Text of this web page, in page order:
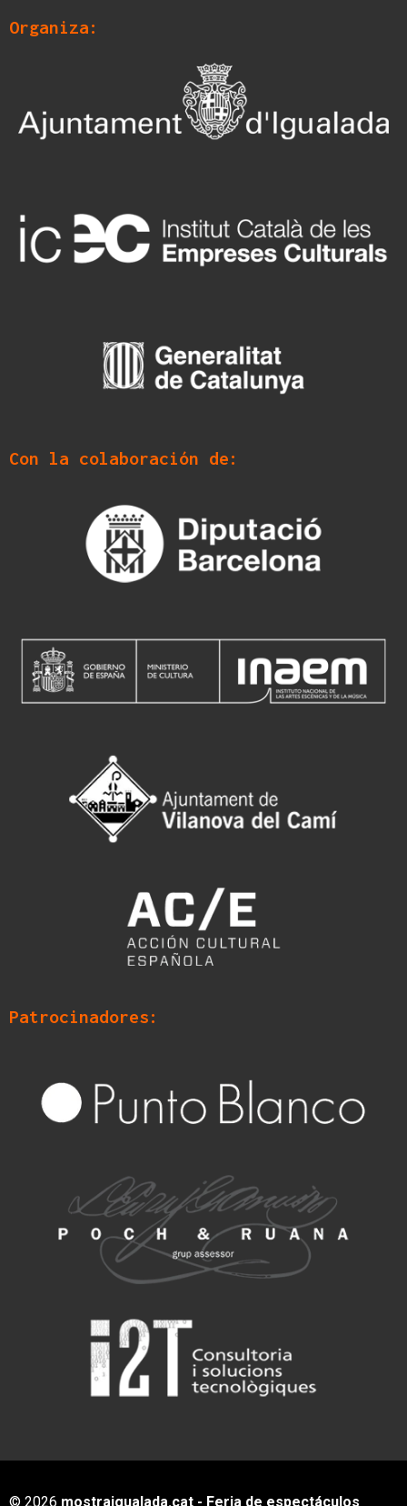
Organiza:
Con la colaboración de:
Patrocinadores:
© 2026 mostraigualada.cat - Feria de espectáculos